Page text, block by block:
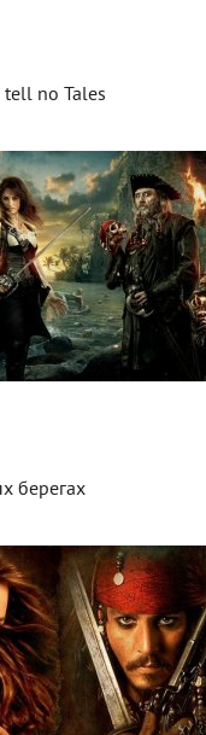
tell no Tales
берегах